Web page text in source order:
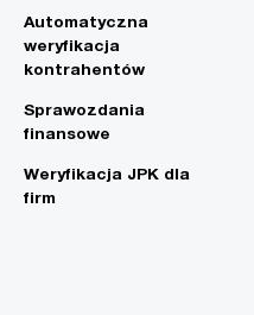
Automatyczna
weryfikacja
kontrahentów
Sprawozdania
finansowe
Weryfikacja JPK dla
firm